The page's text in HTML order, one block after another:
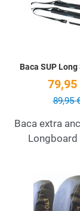
Baca SUP
79,95
89,95
Baca extra